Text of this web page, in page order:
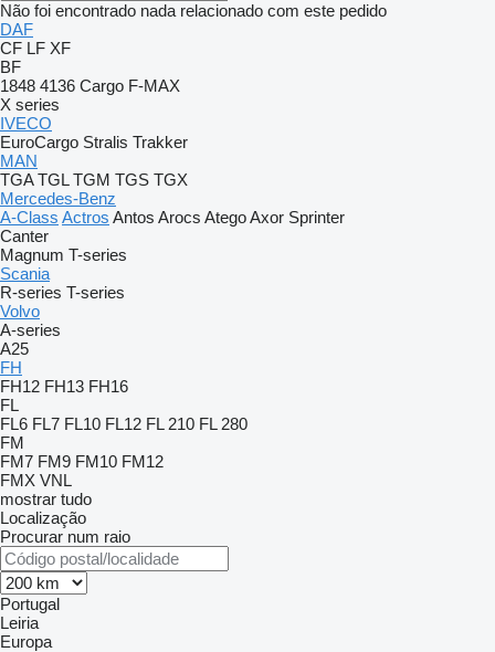
Não foi encontrado nada relacionado com este pedido
DAF
CF LF XF
BF
1848 4136 Cargo F-MAX
X series
IVECO
EuroCargo Stralis Trakker
MAN
TGA TGL TGM TGS TGX
Mercedes-Benz
A-Class Actros Antos Arocs AtegoAxor Sprinter
Canter
Magnum T-series
Scania
R-series T-series
Volvo
A-series
A25
FH
FH12 FH13 FH16
FL
FL6 FL7 FL10 FL12 FL 210 FL 280
FM
FM7 FM9 FM10 FM12
FMX VNL
mostrar tudo
Localização
Procurar num raio
Portugal
Leiria
Europa